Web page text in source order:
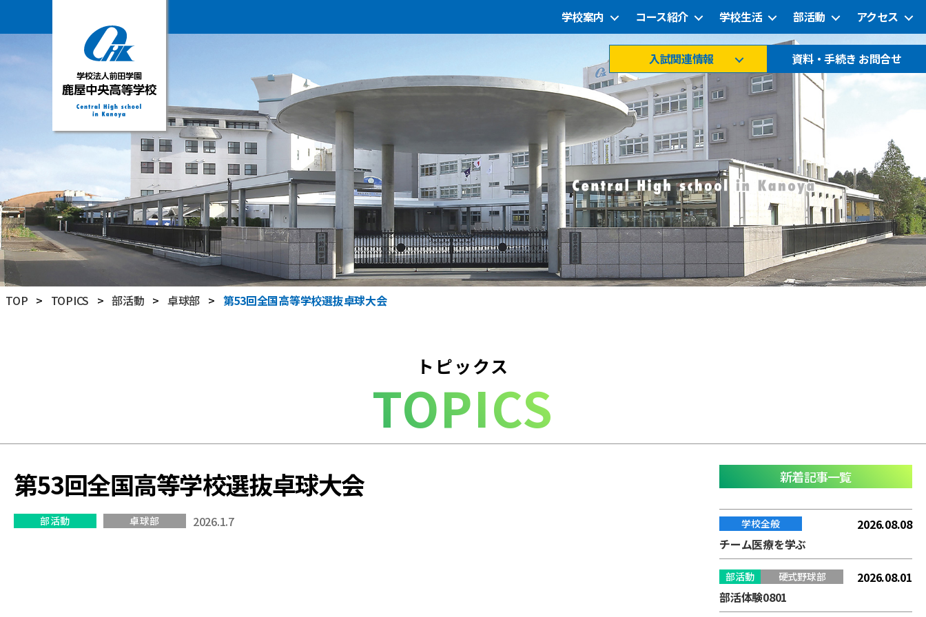
学
校
田
学
園
鹿
屋
中
高
等
学校案内 コース紹介 学校生活 部活動 アクセス
入試関連情報 資料・手続き お問合せ
TOP > TOPICS > 部活動 > 卓球部 > 第53回全国高等学校選抜卓球大会
トピックス
TOPICS
第53回全国高等学校選抜卓球大会
部活動 卓球部 2026.1.7
新着記事一覧
学校全般
2026.08.08
チーム医療を学ぶ
部活動 硬式野球部
2026.08.01
部活体験0801